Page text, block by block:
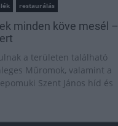
restaurálás
minden köve mesél –
a területen található
Műromok, valamint a
Szent János híd és